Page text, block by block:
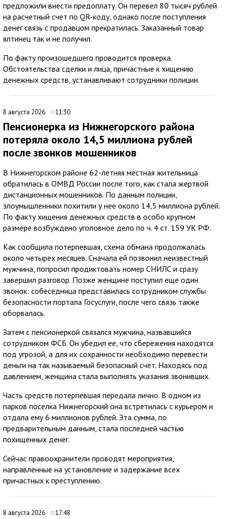
предложили внести предоплату. Он перевел 80 тысяч рублей
на расчетный счет по QR-коду, однако после поступления
денег связь с продавцом прекратилась. Заказанный товар
ялтинец так и не получил.
По факту произошедшего проводится проверка.
Обстоятельства сделки и лица, причастные к хищению
денежных средств, устанавливают сотрудники полиции.
8 августа 2026 11:30
Пенсионерка из Нижнегорского района
потеряла около 14,5 миллиона рублей
после звонков мошенников
В Нижнегорском районе 62-летняя местная жительница
обратилась в ОМВД России после того, как стала жертвой
дистанционных мошенников. По данным полиции,
злоумышленники похитили у нее около 14,5 миллиона рублей.
По факту хищения денежных средств в особо крупном
размере возбуждено уголовное дело по ч. 4 ст. 159 УК РФ.
Как сообщила потерпевшая, схема обмана продолжалась
около четырех месяцев. Сначала ей позвонил неизвестный
мужчина, попросил продиктовать номер СНИЛС и сразу
завершил разговор. Позже женщине поступил еще один
звонок: собеседница представилась сотрудником службы
безопасности портала Госуслуги, после чего связь также
оборвалась.
Затем с пенсионеркой связался мужчина, назвавшийся
сотрудником ФСБ. Он убедил ее, что сбережения находятся
под угрозой, а для их сохранности необходимо перевести
деньги на так называемый безопасный счет. Находясь под
давлением, женщина стала выполнять указания звонивших.
Часть средств потерпевшая передала лично. В одном из
парков поселка Нижнегорский она встретилась с курьером и
отдала ему 6 миллионов рублей. Эта сумма, по
предварительным данным, стала последней частью
похищенных денег.
Сейчас правоохранители проводят мероприятия,
направленные на установление и задержание всех
причастных к преступлению.
8 августа 2026 17:48